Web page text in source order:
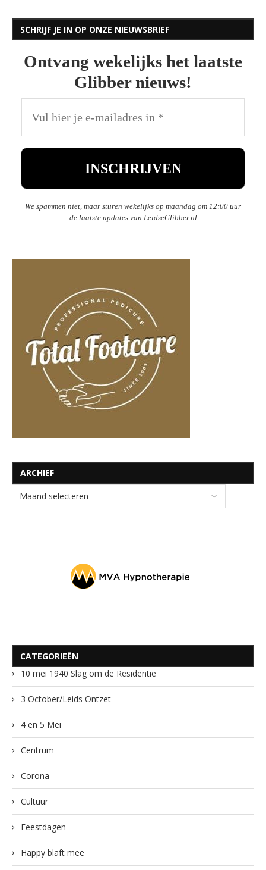
SCHRIJF JE IN OP ONZE NIEUWSBRIEF
Ontvang wekelijks het laatste
Glibber nieuws!
We spammen niet, maar sturen wekelijks op maandag om 12:00 uur
de laatste updates van LeidseGlibber.nl
ARCHIEF
CATEGORIEËN
10 mei 1940 Slag om de Residentie
3 October/Leids Ontzet
4 en 5 Mei
Centrum
Corona
Cultuur
Feestdagen
Happy blaft mee